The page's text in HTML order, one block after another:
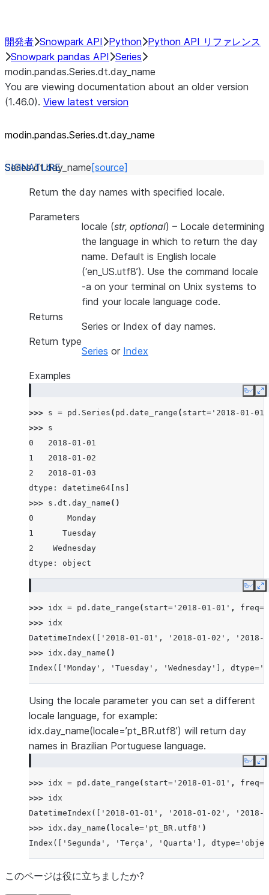
開発者 Snowpark API Python Python API リファレンス
Snowpark pandas API Series
modin.pandas.Series.dt.day_name
You are viewing documentation about an older version
(1.46.0). View latest version
modin.pandas.Series.dt.day_ name
Series.dt.day_name [source]
Return the day names with specified locale.
Parameters
locale (str, optional) – Locale determining
the language in which to return the day
name. Default is English locale
(‘en_US.utf8’). Use the command locale
-a on your terminal on Unix systems to
find your locale language code.
Returns
Series or Index of day names.
Return type
Series or Index
Examples
Copy
>>> s = pd . Series ( pd . date_range ( start= '2018-01-01'
>>> s
0   2018-01-01
1   2018-01-02
2   2018-01-03
dtype: datetime64[ns]
>>> s . dt . day_name ()
0       Monday
1      Tuesday
2    Wednesday
dtype: object
Copy
>>> idx = pd . date_range ( start= '2018-01-01' , freq=
>>> idx
DatetimeIndex(['2018-01-01', '2018-01-02',
>>> idx . day_name ()
Index(['Monday', 'Tuesday', 'Wednesday'],
Using the locale parameter you can set a different
locale language, for example:
idx.day_name(locale=’pt_BR.utf8’) will return day
names in Brazilian Portuguese language.
Copy
>>> idx = pd . date_range ( start= '2018-01-01' , freq=
>>> idx
DatetimeIndex(['2018-01-01', '2018-01-02',
>>> idx . day_name ( locale= 'pt_BR.utf8' )
Index(['Segunda', 'Terça', 'Quarta'],
このページは役に立ちましたか?